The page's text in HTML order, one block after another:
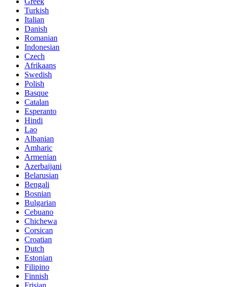
Turkish
Italian
Danish
Romanian
Indonesian
Czech
Afrikaans
Swedish
Polish
Basque
Catalan
Esperanto
Hindi
Lao
Albanian
Amharic
Armenian
Azerbaijani
Belarusian
Bengali
Bosnian
Bulgarian
Cebuano
Chichewa
Corsican
Croatian
Dutch
Estonian
Filipino
Finnish